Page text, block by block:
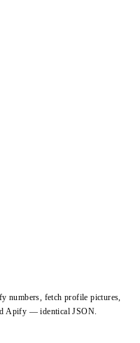
numbers, fetch profile pictures,
Apify — identical JSON.